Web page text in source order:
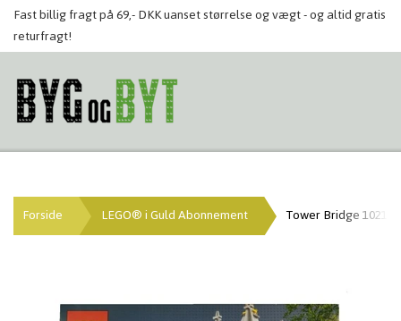
Fast billig fragt på 69,- DKK uanset størrelse og vægt - og altid gratis
returfragt!
Forside LEGO® i Guld Abonnement Tower Bridge